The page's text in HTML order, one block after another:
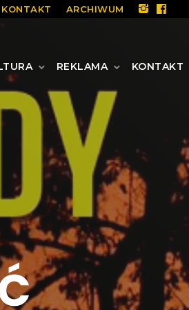
KONTAKT ARCHIWUM
REKLAMA KONTAKT